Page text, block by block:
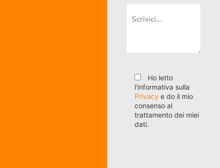
Ho letto
l'informativa sulla
Privacy e do il mio
consenso al
trattamento dei miei
dati.